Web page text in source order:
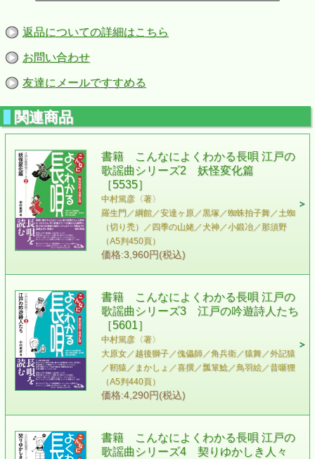
返品についての詳細はこちら
お問い合わせ
友達にメールですすめる
関連商品
書籍 こんなによくわかる長唄 江戸の
歌謡曲シリーズ2 妖怪変化篇
［5535］
中村篤彦〈著〉
羅生門／綱館／安達ヶ原／黒塚／蜘蛛拍子舞／土蜘
（切り禿）／四季の山姥／犬神／小鍛冶／那須野
（A5判450頁）
価格:3,960円(税込)
書籍 こんなによくわかる長唄 江戸の
歌謡曲シリーズ3 江戸の吟遊詩人たち
［5601］
中村篤彦〈著〉
大原女／越後獅子／傀儡師／角兵衛／猿舞／外記猿
／靭猿／まかしょ／喜撰／瓢箪鯰／鳥羽絵／昔噺狸
（A5判440頁）
価格:4,290円(税込)
書籍 こんなによくわかる長唄 江戸の
歌謡曲シリーズ4 契りゆかしき人々